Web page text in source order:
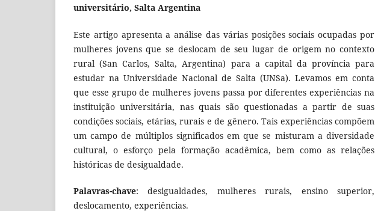
universitário, Salta Argentina
Este artigo apresenta a análise das várias posições sociais ocupadas por
mulheres jovens que se deslocam de seu lugar de origem no contexto
rural (San Carlos, Salta, Argentina) para a capital da província para
estudar na Universidade Nacional de Salta (UNSa). Levamos em conta
que esse grupo de mulheres jovens passa por diferentes experiências na
instituição universitária, nas quais são questionadas a partir de suas
condições sociais, etárias, rurais e de gênero. Tais experiências compõem
um campo de múltiplos significados em que se misturam a diversidade
cultural, o esforço pela formação acadêmica, bem como as relações
históricas de desigualdade.
Palavras-chave: desigualdades, mulheres rurais, ensino superior,
deslocamento, experiências.